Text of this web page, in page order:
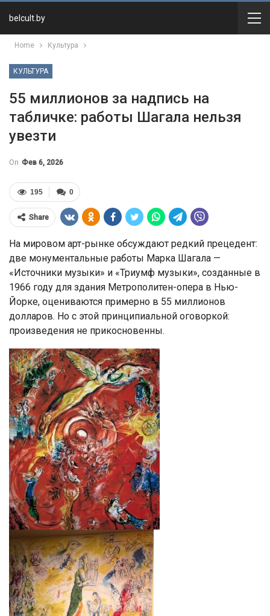
belcult.by
Home Культура
КУЛЬТУРА
55 миллионов за надпись на
табличке: работы Шагала нельзя
увезти
On Фев 6, 2026
0
195
Share
На мировом арт-рынке обсуждают редкий прецедент:
две монументальные работы Марка Шагала —
«Источники музыки» и «Триумф музыки», созданные в
1966 году для здания Метрополитен-опера в Нью-
Йорке, оцениваются примерно в 55 миллионов
долларов. Но с этой принципиальной оговоркой:
произведения не прикосновенны.